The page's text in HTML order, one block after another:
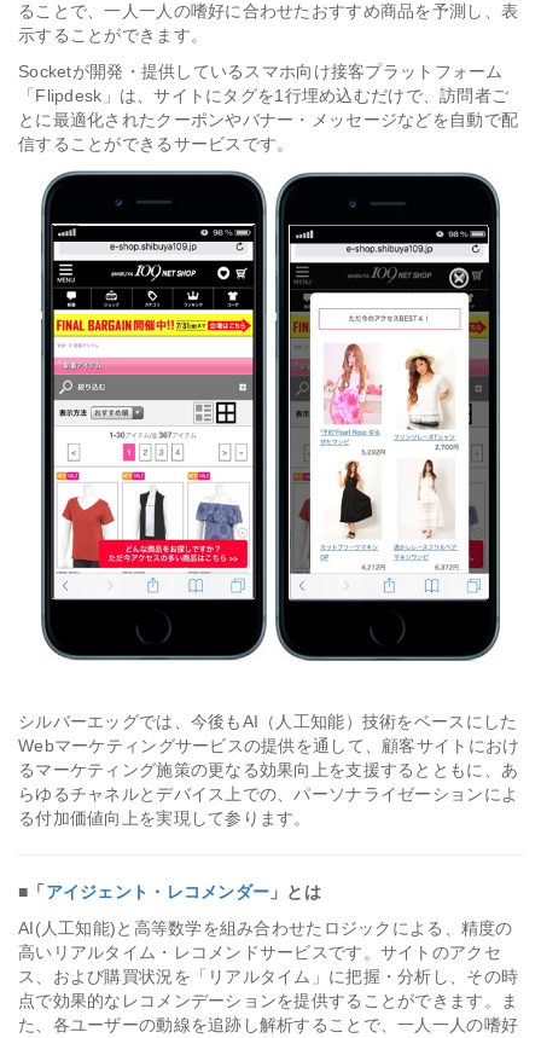
ることで、一人一人の嗜好に合わせたおすすめ商品を予測し、表
示することができます。
Socketが開発・提供しているスマホ向け接客プラットフォーム
「Flipdesk」は、サイトにタグを1行埋め込むだけで、訪問者ご
とに最適化されたクーポンやバナー・メッセージなどを自動で配
信することができるサービスです。
シルバーエッグでは、今後もAI（人工知能）技術をベースにした
Webマーケティングサービスの提供を通して、顧客サイトにおけ
るマーケティング施策の更なる効果向上を支援するとともに、あ
らゆるチャネルとデバイス上での、パーソナライゼーションによ
る付加価値向上を実現して参ります。
■ 「 アイジェント・レコメンダー 」とは
AI(人工知能)と高等数学を組み合わせたロジックによる、精度の
高いリアルタイム・レコメンドサービスです。サイトのアクセ
ス、および購買状況を「リアルタイム」に把握・分析し、その時
点で効果的なレコメンデーションを提供することができます。ま
た、各ユーザーの動線を追跡し解析することで、一人一人の嗜好